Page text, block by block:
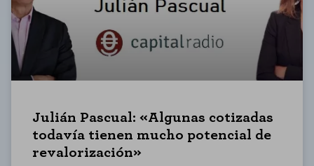
Julián Pascual: «Algunas cotizadas
todavía tienen mucho potencial de
revalorización»